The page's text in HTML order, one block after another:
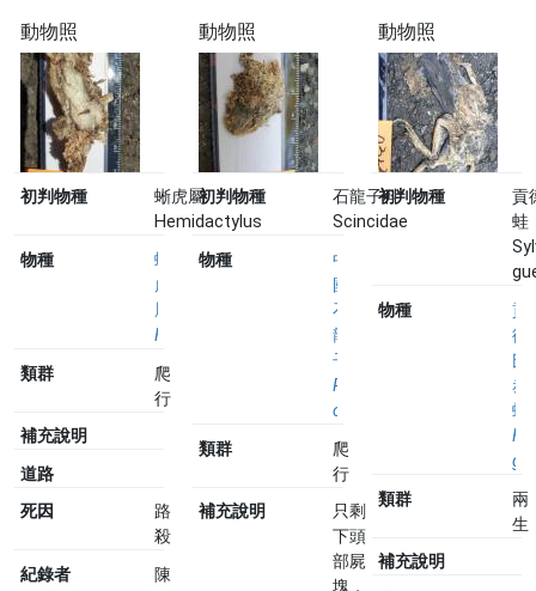
動物照
初判物種
蜥虎屬
Hemidactylus
物種
蜥
虎
屬
Hemidactylus
類群
爬
行
補充說明
道路
死因
路
殺
紀錄者
陳
動物照
初判物種
石龍子科
Scincidae
物種
中
國
石
龍
子
Plestiodon
chinensis
類群
爬
行
補充說明
只剩
下頭
部屍
塊，
動物照
初判物種
貢
蛙
物種
貢
德
氏
赤
蛙
類群
兩
生
補充說明